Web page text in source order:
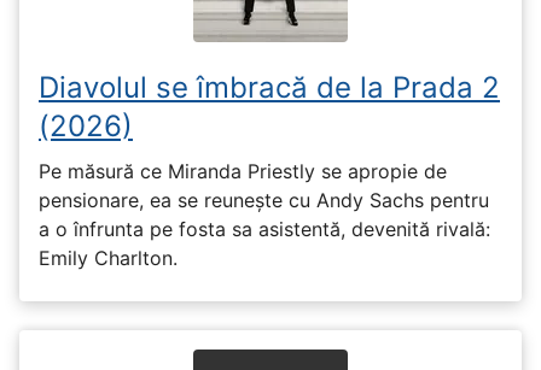
Diavolul se îmbracă de la Prada 2
(2026)
Pe măsură ce Miranda Priestly se apropie de
pensionare, ea se reunește cu Andy Sachs pentru
a o înfrunta pe fosta sa asistentă, devenită rivală:
Emily Charlton.